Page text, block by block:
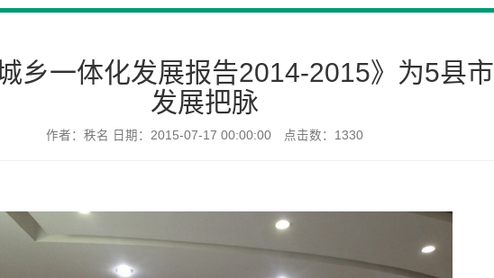
城乡一体化发展报告2014-2015》为5县市
发展把脉
作者：秩名 日期：2015-07-17 00:00:00 点击数： 1330